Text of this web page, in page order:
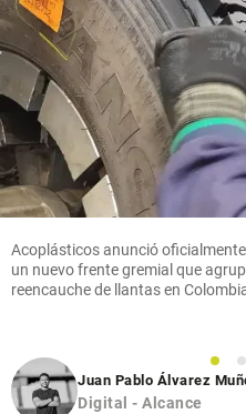
Acoplásticos anunció
un nuevo frente gremial que
reencauche de llantas en
1 2
Juan Pablo Álvarez
Digital - Alcance